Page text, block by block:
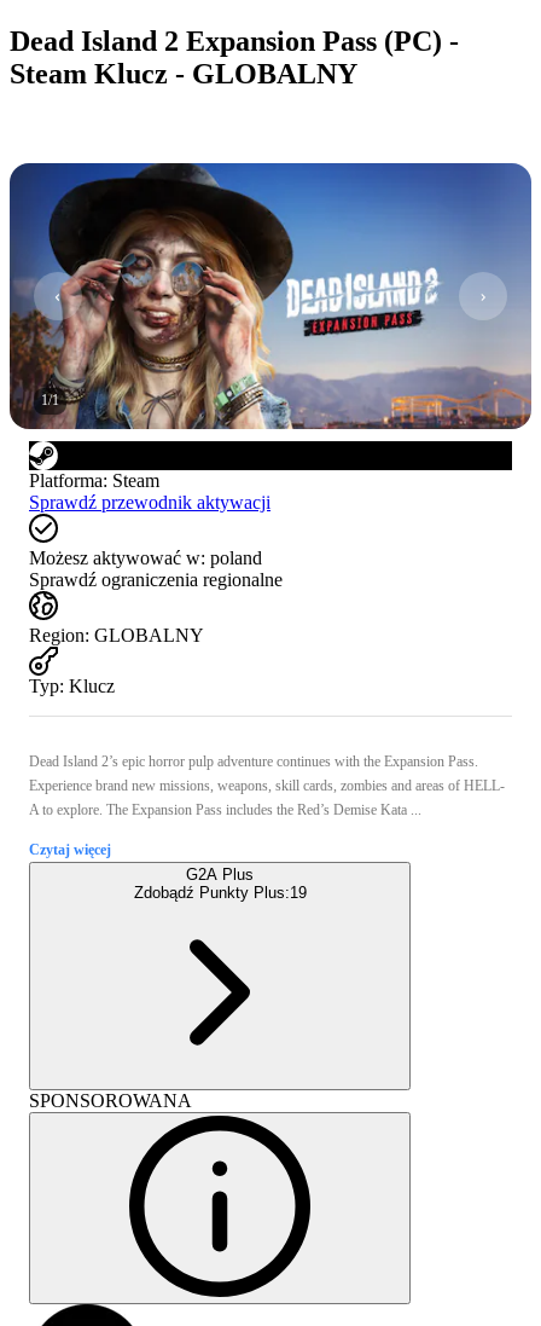
Dead Island 2 Expansion Pass (PC) -
Steam Klucz - GLOBALNY
1/1
Platforma: Steam
Sprawdź przewodnik aktywacji
Możesz aktywować w: poland
Sprawdź ograniczenia regionalne
Region: GLOBALNY
Typ: Klucz
Dead Island 2’s epic horror pulp adventure continues with the Expansion Pass.
Experience brand new missions, weapons, skill cards, zombies and areas of HELL-
A to explore. The Expansion Pass includes the Red’s Demise Kata ...
Czytaj więcej
G2A Plus
Zdobądź Punkty Plus:19
SPONSOROWANA